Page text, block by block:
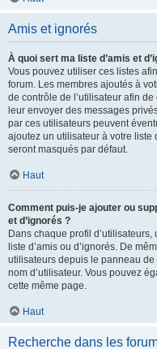
Amis et ignorés
À quoi sert ma liste d’amis et
Vous pouvez utiliser ces listes
forum. Les membres ajoutés à
de contrôle de l’utilisateur afin
leur envoyer des messages
par ces utilisateurs peuvent
ajoutez un utilisateur à votre liste
seront masqués par défaut.
Haut
Comment puis-je ajouter ou
et d’ignorés ?
Dans chaque profil
liste d’amis ou d’ignorés. De
utilisateurs depuis le panneau
nom d’utilisateur. Vous pouvez
cette même page.
Haut
Recherche dans les